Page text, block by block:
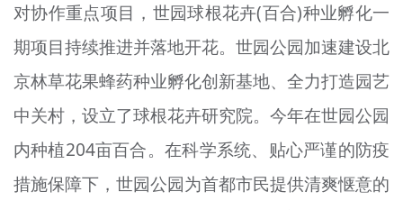
对协作重点项目，世园球根花卉(百合)种业孵化一
期项目持续推进并落地开花。世园公园加速建设北
京林草花果蜂药种业孵化创新基地、全力打造园艺
中关村，设立了球根花卉研究院。今年在世园公园
内种植204亩百合。在科学系统、贴心严谨的防疫
措施保障下，世园公园为首都市民提供清爽惬意的